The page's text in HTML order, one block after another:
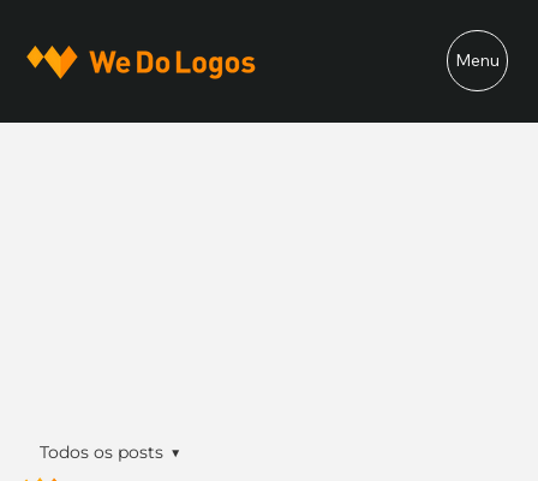
Menu
Todos os posts